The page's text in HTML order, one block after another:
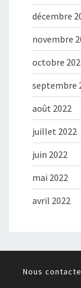
décembre
novembre
octobre
septembre
août 2022
juillet 2022
juin 2022
mai 2022
avril 2022
Nous